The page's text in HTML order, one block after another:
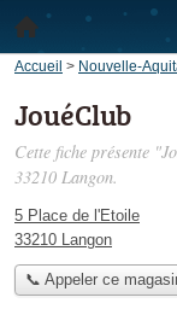
Accueil > Nouvelle-
JouéClub
Cette fiche présente
33210 Langon.
5 Place de l'Etoile
33210 Langon
📞 Appeler ce